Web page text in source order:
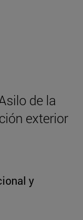
de la
exterior
y